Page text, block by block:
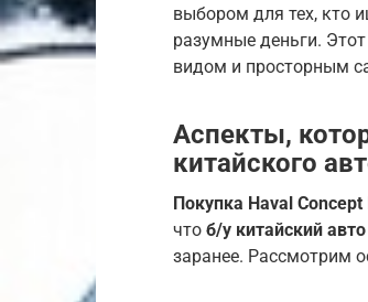
выбором для тех, кто
разумные деньги.
видом и просторным
Аспекты,
китайского
Покупка Haval
что б/у китайский авто
заранее. Рассмотрим